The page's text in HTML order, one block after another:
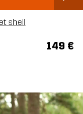
shell
149 €